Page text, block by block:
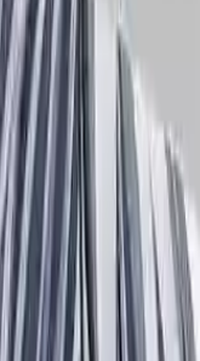
Yazılar
2025
Cilt 2, gençlerin
samimi ve etkileyici bir
ve gerçekçi anlatımıyla
rehberler ve yeni
sizi bekliyor.